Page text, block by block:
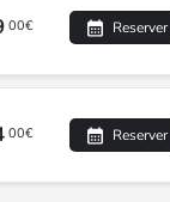
00€ Reserver
00€ Reserver